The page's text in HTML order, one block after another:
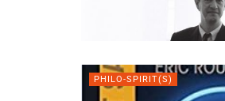
PHILO-SPIRIT(S)